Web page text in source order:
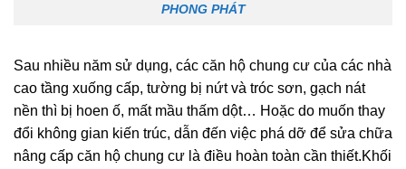
PHONG PHÁT
Sau nhiều năm sử dụng, các căn hộ chung cư của các nhà
cao tầng xuống cấp, tường bị nứt và tróc sơn, gạch nát
nền thì bị hoen ố, mất mầu thấm dột… Hoặc do muốn thay
đổi không gian kiến trúc, dẫn đến việc phá dỡ để sửa chữa
nâng cấp căn hộ chung cư là điều hoàn toàn cần thiết.Khối